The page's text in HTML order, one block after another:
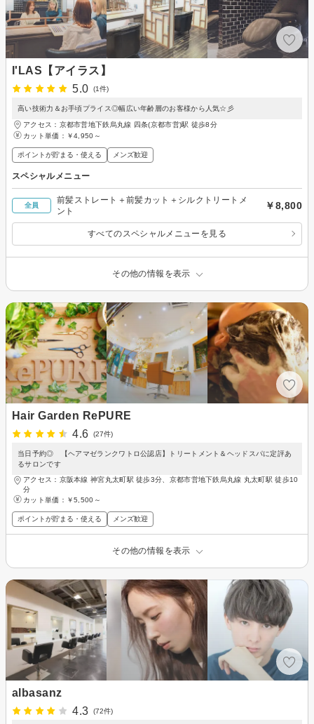
I'LAS【アイラス】
5.0
(1件)
高い技術力＆お手頃プライス◎幅広い年齢層のお客様から人気☆彡
アクセス：京都市営地下鉄烏丸線 四条(京都市営)駅 徒歩8分
カット単価： ￥4,950～
ポイントが貯まる・使える メンズ歓迎
スペシャルメニュー
全員
前髪ストレート＋前髪カット＋シルクトリートメ
ント
￥8,800
すべてのスペシャルメニューを見る
その他の情報を表示
Hair Garden RePURE
4.6
(27件)
当日予約◎ 【ヘアマゼランクワトロ公認店】トリートメント＆ヘッドスパに定評あ
るサロンです
アクセス：京阪本線 神宮丸太町駅 徒歩3分、京都市営地下鉄烏丸線 丸太町駅 徒歩10
分
カット単価： ￥5,500～
ポイントが貯まる・使える メンズ歓迎
その他の情報を表示
albasanz
4.3
(72件)